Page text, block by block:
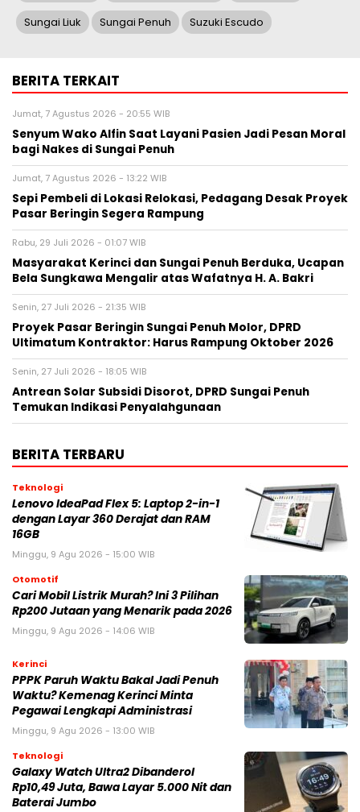
Sungai Liuk Sungai Penuh Suzuki Escudo
BERITA TERKAIT
Jumat, 7 Agustus 2026 - 20:55 WIB
Senyum Wako Alfin Saat Layani Pasien Jadi Pesan Moral
bagi Nakes di Sungai Penuh
Jumat, 7 Agustus 2026 - 13:22 WIB
Sepi Pembeli di Lokasi Relokasi, Pedagang Desak Proyek
Pasar Beringin Segera Rampung
Rabu, 29 Juli 2026 - 01:07 WIB
Masyarakat Kerinci dan Sungai Penuh Berduka, Ucapan
Bela Sungkawa Mengalir atas Wafatnya H. A. Bakri
Senin, 27 Juli 2026 - 21:35 WIB
Proyek Pasar Beringin Sungai Penuh Molor, DPRD
Ultimatum Kontraktor: Harus Rampung Oktober 2026
Senin, 27 Juli 2026 - 18:05 WIB
Antrean Solar Subsidi Disorot, DPRD Sungai Penuh
Temukan Indikasi Penyalahgunaan
BERITA TERBARU
Teknologi
Lenovo IdeaPad Flex 5: Laptop 2-in-1
dengan Layar 360 Derajat dan RAM
16GB
Minggu, 9 Agu 2026 - 15:00 WIB
Otomotif
Cari Mobil Listrik Murah? Ini 3 Pilihan
Rp200 Jutaan yang Menarik pada 2026
Minggu, 9 Agu 2026 - 14:06 WIB
Kerinci
PPPK Paruh Waktu Bakal Jadi Penuh
Waktu? Kemenag Kerinci Minta
Pegawai Lengkapi Administrasi
Minggu, 9 Agu 2026 - 13:00 WIB
Teknologi
Galaxy Watch Ultra2 Dibanderol
Rp10,49 Juta, Bawa Layar 5.000 Nit dan
Baterai Jumbo